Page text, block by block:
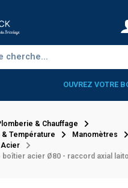
OUVREZ VOTRE
& Chauffage
Température
Manomètres
acier Ø80 - raccord axial